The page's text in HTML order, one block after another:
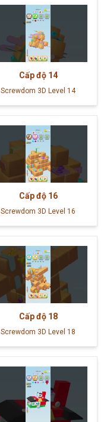
Cấp độ 14
Screwdom 3D Level 14
Cấp độ 16
Screwdom 3D Level 16
Cấp độ 18
Screwdom 3D Level 18